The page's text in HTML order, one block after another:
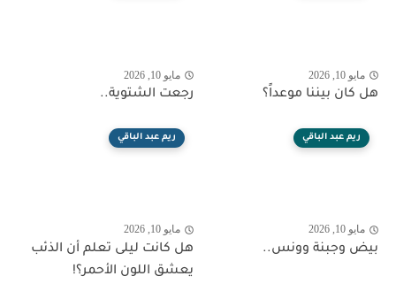
مايو 10, 2026
هل كان بيننا موعداً؟
مايو 10, 2026
رجعت الشتوية..
ريم عبد الباقي
مايو 10, 2026
بيض وجبنة وونس..
ريم عبد الباقي
مايو 10, 2026
هل كانت ليلى تعلم أن الذئب
يعشق اللون الأحمر؟!